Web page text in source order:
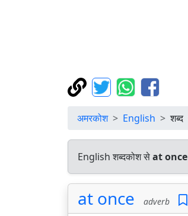
अमरकोश English शब्द
English शब्दकोश सेat once
at once adverb